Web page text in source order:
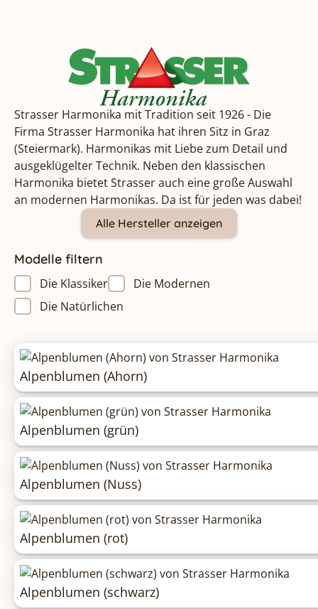
Strasser Harmonika mit Tradition seit 1926 - Die
Firma Strasser Harmonika hat ihren Sitz in Graz
(Steiermark). Harmonikas mit Liebe zum Detail und
ausgeklügelter Technik. Neben den klassischen
Harmonika bietet Strasser auch eine große Auswahl
an modernen Harmonikas. Da ist für jeden was dabei!
Alle Hersteller anzeigen
Modelle filtern
Die Klassiker
Die Modernen
Die Natürlichen
Alpenblumen (Ahorn)
Alpenblumen (grün)
Alpenblumen (Nuss)
Alpenblumen (rot)
Alpenblumen (schwarz)